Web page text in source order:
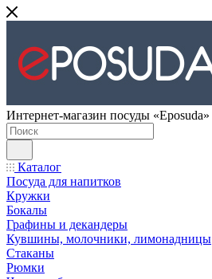
Интернет-магазин посуды «Eposuda»
Каталог
Посуда для напитков
Кружки
Бокалы
Графины и декандеры
Кувшины, молочники, лимонадницы
Стаканы
Рюмки